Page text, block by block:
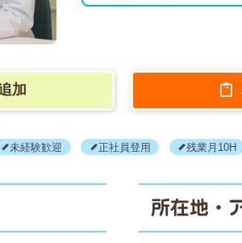
加
未経験歓迎 正社員登用 残業月10H
所在地・